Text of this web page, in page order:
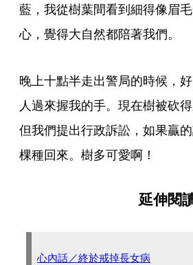
藍，我從樹葉間看到細得像眉
心，覺得大自然都陪著我們。
晚上十點半走出警局的時候，
人過來握我的手。現在樹被砍
但我們提出行政訴訟，如果贏
棵種回來。樹多可愛啊！
延伸閱
心內話／終於戒掉長女病